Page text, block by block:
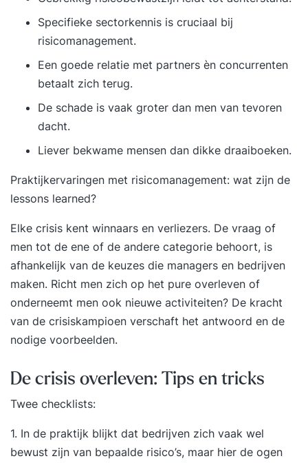
Specifieke sectorkennis is cruciaal bij
risicomanagement.
Een goede relatie met partners èn concurrenten
betaalt zich terug.
De schade is vaak groter dan men van tevoren
dacht.
Liever bekwame mensen dan dikke draaiboeken.
Praktijkervaringen met risicomanagement: wat zijn de
lessons learned?
Elke crisis kent winnaars en verliezers. De vraag of
men tot de ene of de andere categorie behoort, is
afhankelijk van de keuzes die managers en bedrijven
maken. Richt men zich op het pure overleven of
onderneemt men ook nieuwe activiteiten? De kracht
van de crisiskampioen verschaft het antwoord en de
nodige voorbeelden.
De crisis overleven: Tips en tricks
Twee checklists:
1. In de praktijk blijkt dat bedrijven zich vaak wel
bewust zijn van bepaalde risico’s, maar hier de ogen